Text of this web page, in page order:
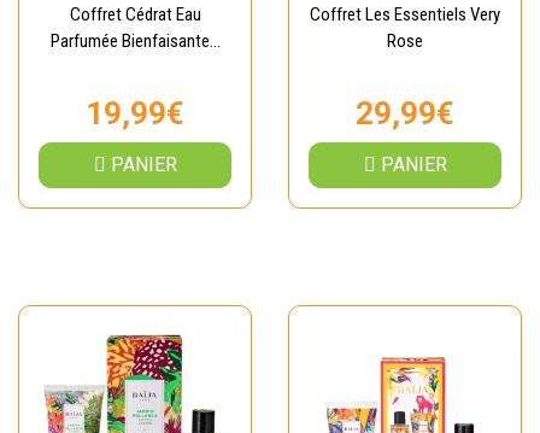
Coffret Cédrat Eau
Parfumée Bienfaisante...
19,99€
PANIER
Coffret Les Essentiels Very
Rose
29,99€
PANIER